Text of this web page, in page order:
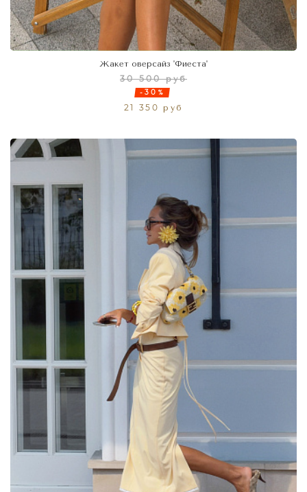
Жакет оверсайз 'Фиеста'
30 500 руб
-30%
21 350 руб